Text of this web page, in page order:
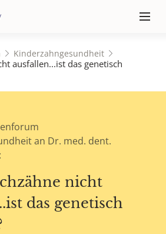
≡
Kinderzahngesundheit
ausfallen...ist das genetisch
an Dr. med. dent.
nicht
das genetisch